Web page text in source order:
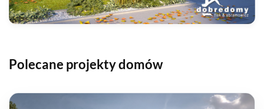
Polecane projekty domów